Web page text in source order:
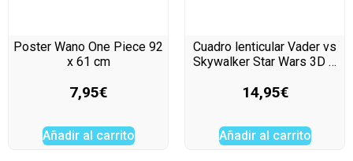
Poster Wano One Piece 92
x 61 cm
7,95€
Añadir al carrito
Cuadro lenticular Vader vs
Skywalker Star Wars 3D …
14,95€
Añadir al carrito